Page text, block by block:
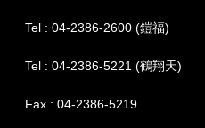
Tel : 04-2386-2600 (鎧福)
Tel : 04-2386-5221 (鶴翔天)
Fax : 04-2386-5219